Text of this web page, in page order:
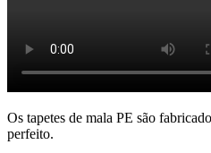
Os tapetes de mala PE são
perfeito.